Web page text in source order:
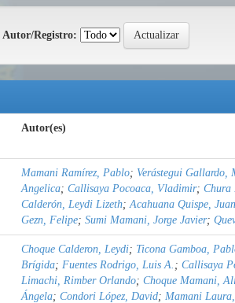
Autor/Registro:
Autor(es)
Mamani Ramírez, Pablo; Verástegui Gallardo,
Angelica; Callisaya Pocoaca, Vladimir; Chura
Calderón, Leydi Lizeth;Acahuana Quispe, Juan
Gezn, Felipe; Sumi Mamani, Jorge Javier;
Choque Calderon, Leydi; Ticona Gamboa,
Brígida; Fuentes Rodrigo, Luis A. ; Callisaya
Limachi, Rimber Orlando; Choque Mamani,
Ángela; Condori López, David; Mamani